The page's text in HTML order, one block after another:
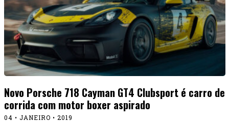
Novo Porsche 718 Cayman GT4 Clubsport é carro de
corrida com motor boxer aspirado
04 • JANEIRO • 2019